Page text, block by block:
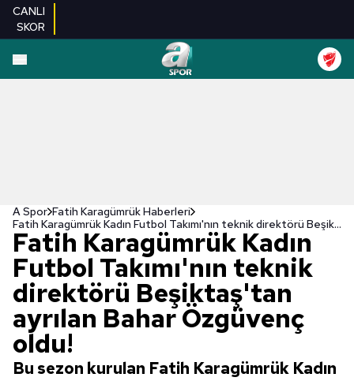
CANLI
SKOR
A Spor Fatih Karagümrük Haberleri
Fatih Karagümrük Kadın Futbol Takımı'nın teknik direktörü Beşiktaş'tan ayrılan Bahar Özgüvenç oldu!
Fatih Karagümrük Kadın
Futbol Takımı'nın teknik
direktörü Beşiktaş'tan
ayrılan Bahar Özgüvenç
oldu!
Bu sezon kurulan Fatih Karagümrük Kadın